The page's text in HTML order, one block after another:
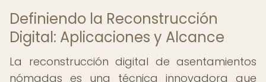
Definiendo la Reconstrucción
Digital: Aplicaciones y Alcance
La reconstrucción digital de asentamientos
nómadas es una técnica innovadora que